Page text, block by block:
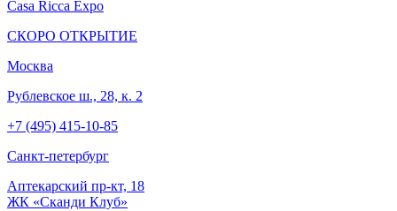
Casa Ricca Expo
СКОРО ОТКРЫТИЕ
Москва
Рублевское ш., 28, к. 2
+7 (495) 415-10-85
Cанкт-петербург
Аптекарский пр-кт, 18
ЖК «Сканди Клуб»